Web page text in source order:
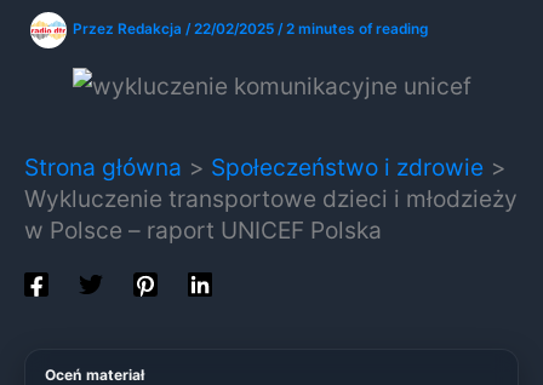
Przez Redakcja /22/02/2025 /2 minutes of reading
Strona główna
Społeczeństwo i zdrowie
Wykluczenie transportowe dzieci i młodzieży
w Polsce – raport UNICEF Polska
Oceń materiał